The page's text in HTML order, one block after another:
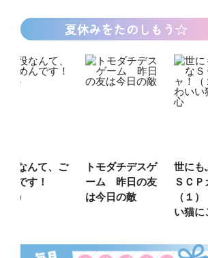
夏休みをたのしもう☆
トモダチデスゲ
ーム 昨日の友
は今日の敵
世にもふしぎな
ＳＣＰガチャ！
（１） かわい
カラフ
はちゃ
件簿